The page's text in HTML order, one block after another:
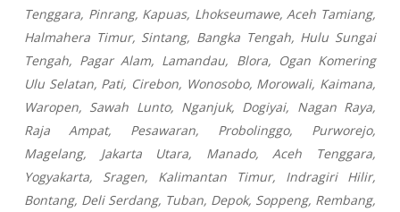
Tenggara, Pinrang, Kapuas, Lhokseumawe, Aceh Tamiang,
Halmahera Timur, Sintang, Bangka Tengah, Hulu Sungai
Tengah, Pagar Alam, Lamandau, Blora, Ogan Komering
Ulu Selatan, Pati, Cirebon, Wonosobo, Morowali, Kaimana,
Waropen, Sawah Lunto, Nganjuk, Dogiyai, Nagan Raya,
Raja Ampat, Pesawaran, Probolinggo, Purworejo,
Magelang, Jakarta Utara, Manado, Aceh Tenggara,
Yogyakarta, Sragen, Kalimantan Timur, Indragiri Hilir,
Bontang, Deli Serdang, Tuban, Depok, Soppeng, Rembang,